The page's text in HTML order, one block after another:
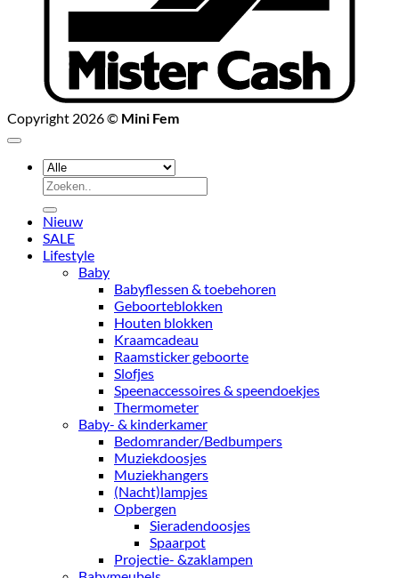
Copyright 2026 © Mini Fem
Zoeken
naar:
Nieuw
SALE
Lifestyle
Baby
Babyflessen & toebehoren
Geboorteblokken
Houten blokken
Kraamcadeau
Raamsticker geboorte
Slofjes
Speenaccessoires & speendoekjes
Thermometer
Baby- & kinderkamer
Bedomrander/Bedbumpers
Muziekdoosjes
Muziekhangers
(Nacht)lampjes
Opbergen
Sieradendoosjes
Spaarpot
Projectie- &zaklampen